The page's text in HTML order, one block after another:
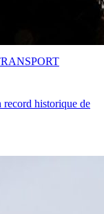
record historique de